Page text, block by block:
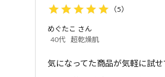
リン、ペンチレングリコール、キシ
イン、乳酸桿菌/トウキンセンカ花
ウキンセンカ花エキス、サッカロ
子発酵液、ハトムギ種子エキス、
カレンデュラ手づみオ
（5）
めぐたこ さん
40代
超乾燥肌
気になってた商品が気軽に試